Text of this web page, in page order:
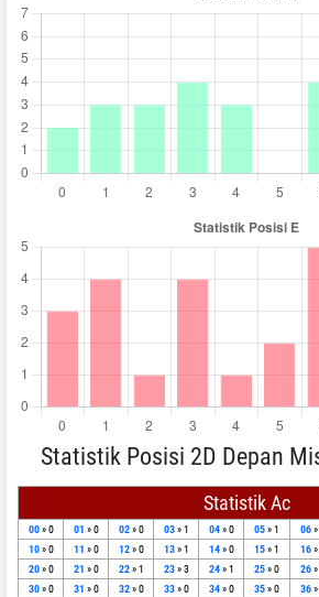
Statistik Posisi 2D Depan
Statistik Ac
00» 0 01 » 0 02» 0 03» 1 04» 0 05» 1 06
10» 0 11 » 0 12» 0 13» 1 14» 0 15» 1 16
20» 0 21 » 0 22» 1 23» 3 24» 1 25» 0 26
30» 0 31 » 0 32» 0 33» 0 34» 0 35» 0 36